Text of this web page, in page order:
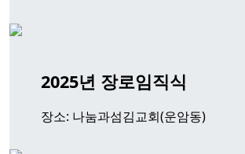
2025년 장로임직식
장소: 나눔과섬김교회(운암동)